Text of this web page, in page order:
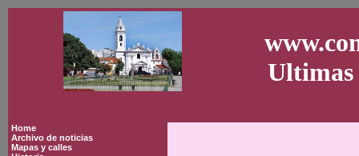
Ultimas
Home
Archivo de noticias
Mapas y calles